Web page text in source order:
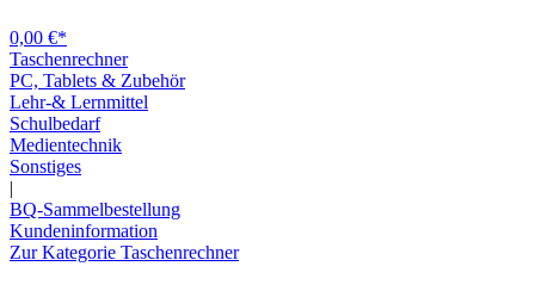
0,00 €*
Taschenrechner
PC, Tablets & Zubehör
Lehr-& Lernmittel
Schulbedarf
Medientechnik
Sonstiges
|
BQ-Sammelbestellung
Kundeninformation
Zur Kategorie Taschenrechner